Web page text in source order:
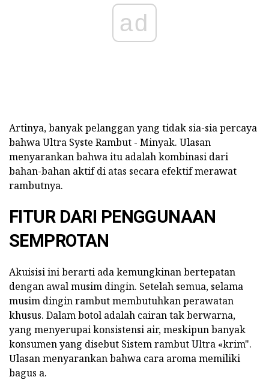
ad
Artinya, banyak pelanggan yang tidak sia-sia percaya
bahwa Ultra Syste Rambut - Minyak. Ulasan
menyarankan bahwa itu adalah kombinasi dari
bahan-bahan aktif di atas secara efektif merawat
rambutnya.
FITUR DARI PENGGUNAAN
SEMPROTAN
Akuisisi ini berarti ada kemungkinan bertepatan
dengan awal musim dingin. Setelah semua, selama
musim dingin rambut membutuhkan perawatan
khusus. Dalam botol adalah cairan tak berwarna,
yang menyerupai konsistensi air, meskipun banyak
konsumen yang disebut Sistem rambut Ultra «krim".
Ulasan menyarankan bahwa cara aroma memiliki
bagus a.